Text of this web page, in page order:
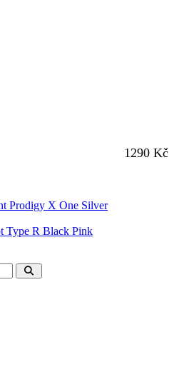
1290 Kč
Prodigy X One Silver
Type R Black Pink